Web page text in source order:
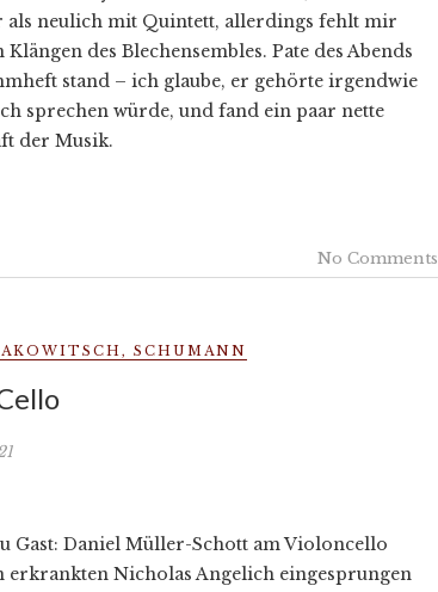
als neulich mit Quintett, allerdings fehlt mir
des Blechensembles. Pate des Abends
stand – ich glaube, er gehörte irgendwie
sprechen würde, und fand ein paar nette
der Musik.
No Comments
, SCHUMANN
Gast: Daniel Müller-Schott am Violoncello
Nicholas Angelich eingesprungen